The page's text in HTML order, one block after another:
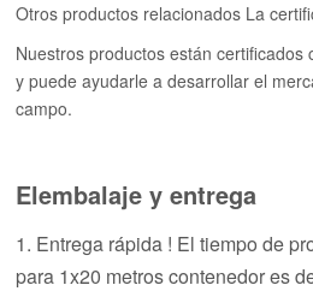
Otros productos relacionados La
Nuestros productos están certificados
y puede ayudarle a desarrollar el
campo.
Elembalaje y entrega
1. Entrega rápida ! El tiempo de producción en general
para 1x20 metros contenedor es